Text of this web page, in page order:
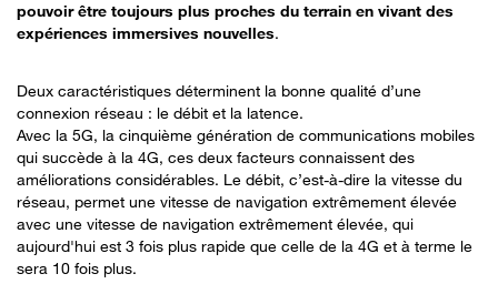
pouvoir être toujours plus proches du terrain en vivant des
expériences immersives nouvelles.
Deux caractéristiques déterminent la bonne qualité d’une
connexion réseau : le débit et la latence.
Avec la 5G, la cinquième génération de communications mobiles
qui succède à la 4G, ces deux facteurs connaissent des
améliorations considérables. Le débit, c’est-à-dire la vitesse du
réseau, permet une vitesse de navigation extrêmement élevée
avec une vitesse de navigation extrêmement élevée, qui
aujourd'hui est 3 fois plus rapide que celle de la 4G et à terme le
sera 10 fois plus.